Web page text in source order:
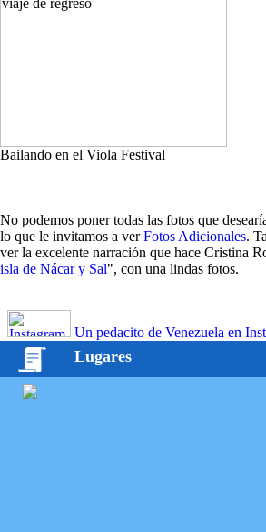
Bailando en el Viola Festival
No podemos poner todas las fotos que
lo que le invitamos a verFotos Adicionales.
ver la excelente narración que hace Cristina
isla de Nácar y Sal", con una lindas fotos.
Un pedacito de Venezuela en
Lugares